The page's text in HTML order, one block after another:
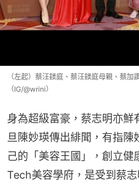
（左起）蔡汪鎂庭、蔡汪鎂庭母親、蔡
（IG/@wrini）
身為超級富豪，蔡志明亦鮮
旦陳妙瑛傳出緋聞，有指陳
己的「美容王國」，創立
Tech美容學府，是受到蔡